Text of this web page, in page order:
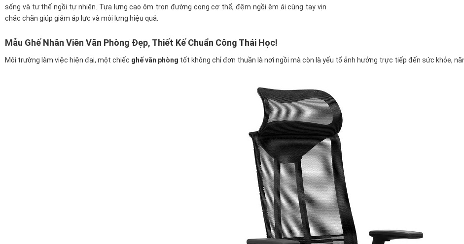
sống và tư thế ngồi tự nhiên. Tựa lưng cao ôm trọn đường cong cơ thể, đệm ngồi êm ái cùng tay vịn
chắc chắn giúp giảm áp lực và mỏi lưng hiệu quả.
Mẫu Ghế Nhân Viên Văn Phòng Đẹp, Thiết Kế Chuẩn Công Thái Học!
Môi trường làm việc hiện đại, một chiếc ghế văn phòng tốt không chỉ đơn thuần là nơi ngồi mà còn là yếu tố ảnh hưởng trực tiếp đến sức khỏe,